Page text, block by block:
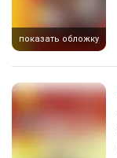
показать обложку